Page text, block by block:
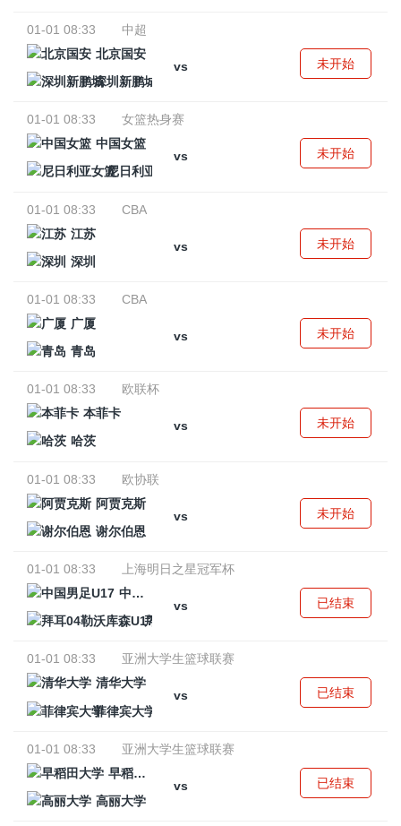
01-01 08:33
中超
北京国安
vs
深圳新鹏城
未开始
01-01 08:33
女篮热身赛
中国女篮
vs
尼日利亚女篮
未开始
01-01 08:33
CBA
江苏
vs
深圳
未开始
01-01 08:33
CBA
广厦
vs
青岛
未开始
01-01 08:33
欧联杯
本菲卡
vs
哈茨
未开始
01-01 08:33
欧协联
阿贾克斯
vs
谢尔伯恩
未开始
01-01 08:33
上海明日之星冠军杯
中国男足U17
vs
拜耳04勒沃库森U17
已结束
01-01 08:33
亚洲大学生篮球联赛
清华大学
vs
菲律宾大学
已结束
01-01 08:33
亚洲大学生篮球联赛
早稻田大学
vs
高丽大学
已结束